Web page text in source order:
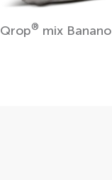
Qrop® mix Banano